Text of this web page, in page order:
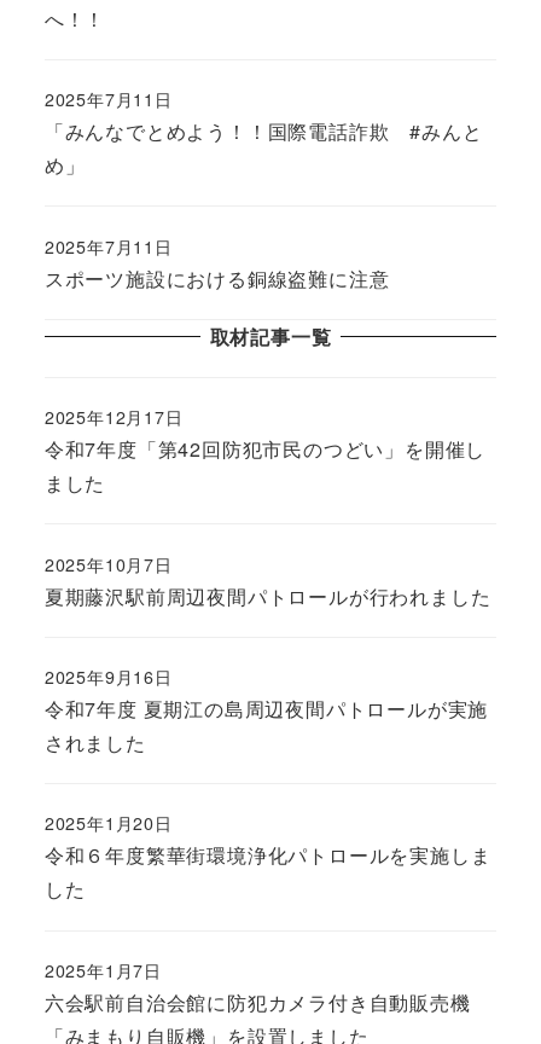
へ！！
「みんなでとめよう！！国際電話詐欺 #みんと
め」
2025年7月11日
スポーツ施設における銅線盗難に注意
2025年7月11日
取材記事一覧
令和7年度「第42回防犯市民のつどい」を開催し
ました
2025年12月17日
夏期藤沢駅前周辺夜間パトロールが行われました
2025年10月7日
令和7年度 夏期江の島周辺夜間パトロールが実施
されました
2025年9月16日
令和６年度繁華街環境浄化パトロールを実施しま
した
2025年1月20日
六会駅前自治会館に防犯カメラ付き自動販売機
「みまもり自販機」を設置しました
2025年1月7日